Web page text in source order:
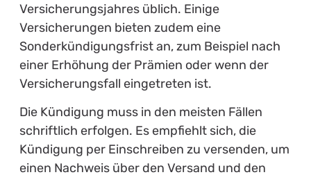
Versicherungsjahres üblich. Einige
Versicherungen bieten zudem eine
Sonderkündigungsfrist an, zum Beispiel nach
einer Erhöhung der Prämien oder wenn der
Versicherungsfall eingetreten ist.
Die Kündigung muss in den meisten Fällen
schriftlich erfolgen. Es empfiehlt sich, die
Kündigung per Einschreiben zu versenden, um
einen Nachweis über den Versand und den